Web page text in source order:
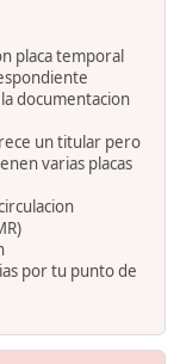
placa temporal
documentacion
un titular pero
varias placas
por tu punto de